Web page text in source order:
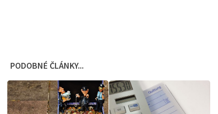
PODOBNÉ ČLÁNKY...